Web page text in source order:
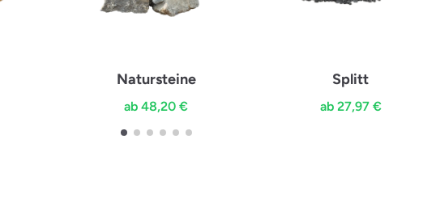
Natursteine
ab 48,20 €
Splitt
ab 27,97 €